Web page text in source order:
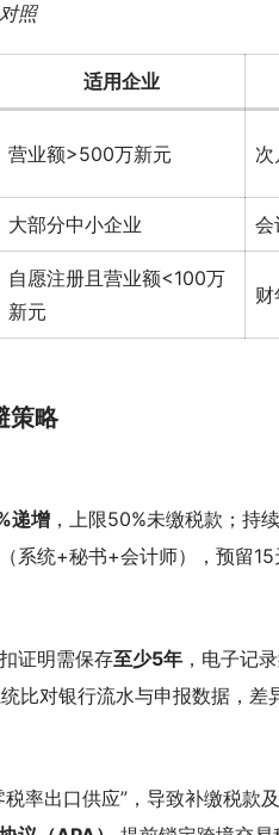
照
适用企业
营业额>500万新元
大部分中小企业 会
自愿注册且营业额<100万
新元
策略
递增 ，上限50%未缴税款；持
系统+秘书+会计师），预留15
证明需保存至少5年 ，电子记
比对银行流水与申报数据，差
率出口供应”，导致补缴税款及